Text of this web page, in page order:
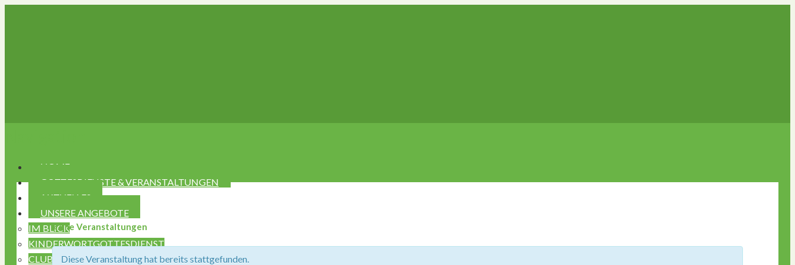
HOME
GOTTESDIENSTE & VERANSTALTUNGEN
AKTUELLES
UNSERE ANGEBOTE
IM BLICK
KINDERWORTGOTTESDIENST
CLUB CAFÉ ST. HEMMA
« Alle Veranstaltungen
Diese Veranstaltung hat bereits stattgefunden.